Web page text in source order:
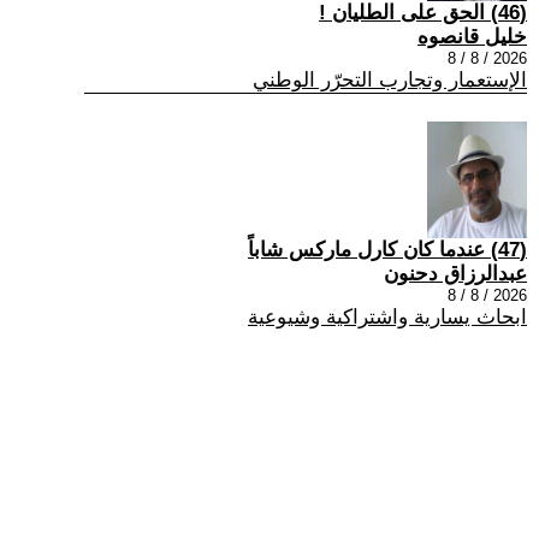
(46) الحق على الطليان !
خليل قانصوه
2026 / 8 / 8
الإستعمار وتجارب التحرّر الوطني
(47) عندما كان كارل ماركس شاباً
عبدالرزاق دحنون
2026 / 8 / 8
ابحاث يسارية واشتراكية وشيوعية